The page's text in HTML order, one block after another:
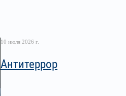
10 июля 2026 г.
Антитеррор